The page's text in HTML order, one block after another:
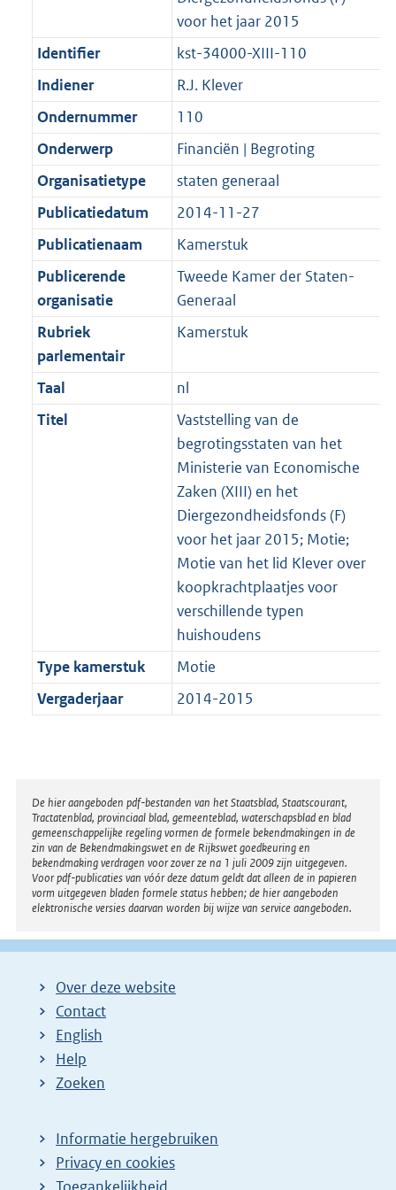
voor het jaar 2015
Identifier
kst-34000-XIII-110
Indiener
R.J. Klever
Ondernummer
110
Onderwerp
Financiën | Begroting
Organisatietype
staten generaal
Publicatiedatum
2014-11-27
Publicatienaam
Kamerstuk
Publicerende
organisatie
Tweede Kamer der Staten-
Generaal
Rubriek
parlementair
Kamerstuk
Taal
nl
Titel
Vaststelling van de
begrotingsstaten van het
Ministerie van Economische
Zaken (XIII) en het
Diergezondheidsfonds (F)
voor het jaar 2015; Motie;
Motie van het lid Klever over
koopkrachtplaatjes voor
verschillende typen
huishoudens
Type kamerstuk
Motie
Vergaderjaar
2014-2015
Disclaimer
De hier aangeboden pdf-bestanden van het Staatsblad, Staatscourant,
Tractatenblad, provinciaal blad, gemeenteblad, waterschapsblad en blad
gemeenschappelijke regeling vormen de formele bekendmakingen in de
zin van de Bekendmakingswet en de Rijkswet goedkeuring en
bekendmaking verdragen voor zover ze na 1 juli 2009 zijn uitgegeven.
Voor pdf-publicaties van vóór deze datum geldt dat alleen de in papieren
vorm uitgegeven bladen formele status hebben; de hier aangeboden
elektronische versies daarvan worden bij wijze van service aangeboden.
Over deze website
Contact
English
Help
Zoeken
Informatie hergebruiken
Privacy en cookies
Toegankelijkheid